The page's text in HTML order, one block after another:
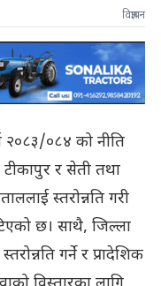
विज्ञापन
२०८३/०८४ को नीति
र सेती तथा
स्तरोन्नति गरी
छ। साथै, जिल्ला
गर्ने र प्रादेशिक